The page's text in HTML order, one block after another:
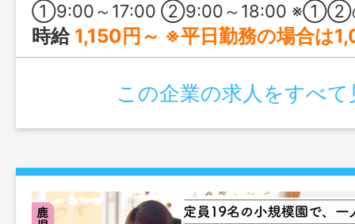
①9:00～17:00 ②9:00～18:00 ※①②のシフト制 ※就業時間について相談
時給 1,150円～ ※平日勤務の場合は
この企業の求人をすべて